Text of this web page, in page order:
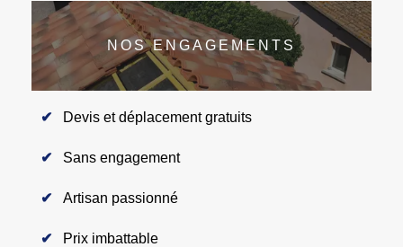
NOS ENGAGEMENTS
Devis et déplacement gratuits
Sans engagement
Artisan passionné
Prix imbattable